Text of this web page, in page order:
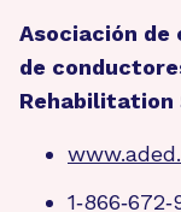
Asociación
de
Rehabilitation